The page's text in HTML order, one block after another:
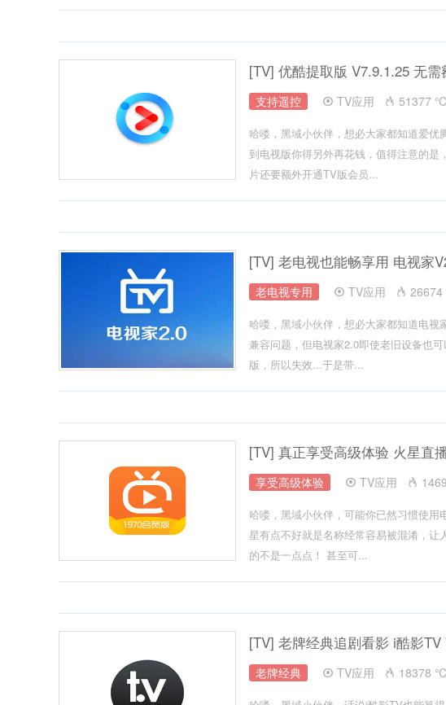
[TV] 优酷提取版 V7.9.1.25 无需
支持遥控 TV应用 51377
哈喽，黑域小伙伴，想必大家都知道爱优
到电视版你得另外再花钱，值得注意的
片还要额外开通TV版会员...
[TV] 老电视也能畅享用 电视家
老电视专用 TV应用
哈喽，黑域小伙伴，想必大家都知道电
兼容问题，但电视家2.0即使老旧设备也
版，所以失效...于是带...
[TV] 真正享受高级体验 火星直
享受高级体验 TV应用
哈喽，黑域小伙伴，可能你已然习惯使
星有点不好就是名称经常容易被混淆，
的不是一点点！ 甚至可...
[TV] 老牌经典追剧看影 i酷影TV
老牌经典 TV应用 18378